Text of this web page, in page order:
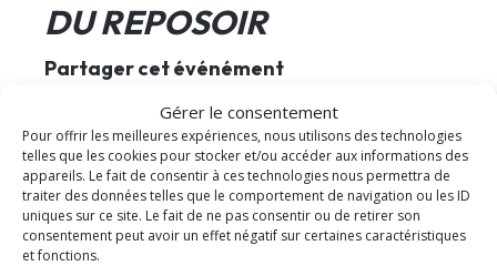
Gérer le consentement
Pour offrir les meilleures expériences, nous utilisons des technologies
telles que les cookies pour stocker et/ou accéder aux informations des
appareils. Le fait de consentir à ces technologies nous permettra de
traiter des données telles que le comportement de navigation ou les ID
uniques sur ce site. Le fait de ne pas consentir ou de retirer son
consentement peut avoir un effet négatif sur certaines caractéristiques
et fonctions.
DU REPOSOIR
Partager cet événément
𝕏
+ Ajouter à mon calendrier